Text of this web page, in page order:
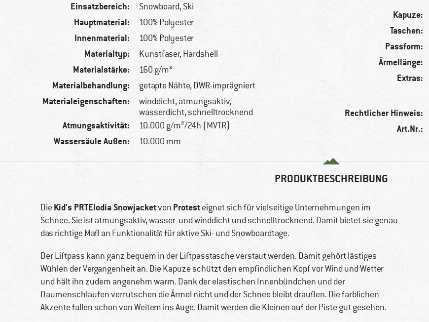
Einsatzbereich: Snowboard, Ski
Hauptmaterial: 100% Polyester
Innenmaterial: 100% Polyester
Materialtyp: Kunstfaser, Hardshell
Materialstärke: 160 g/m²
Materialbehandlung: getapte Nähte, DWR-imprägniert
Materialeigenschaften:
winddicht, atmungsaktiv,
wasserdicht, schnelltrocknend
Atmungsaktivität: 10.000 g/m²/24h (MVTR)
Wassersäule Außen: 10.000 mm
Kapuze:
Taschen:
Passform:
Ärmellänge:
Extras:
Rechtlicher Hinweis:
Art.Nr.:
PRODUKTBESCHREIBUNG
Die Kid's PRTElodia Snowjacketvon Protesteignet sich für vielseitige Unternehmungen im
Schnee. Sie ist atmungsaktiv, wasser- und winddicht und schnelltrocknend. Damit bietet sie genau
das richtige Maß an Funktionalität für aktive Ski- und Snowboardtage.
Der Liftpass kann ganz bequem in der Liftpasstasche verstaut werden. Damit gehört lästiges
Wühlen der Vergangenheit an. Die Kapuze schützt den empfindlichen Kopf vor Wind und Wetter
und hält ihn zudem angenehm warm. Dank der elastischen Innenbündchen und der
Daumenschlaufen verrutschen die Ärmel nicht und der Schnee bleibt draußen. Die farblichen
Akzente fallen schon von Weitem ins Auge. Damit werden die Kleinen auf der Piste gut gesehen.